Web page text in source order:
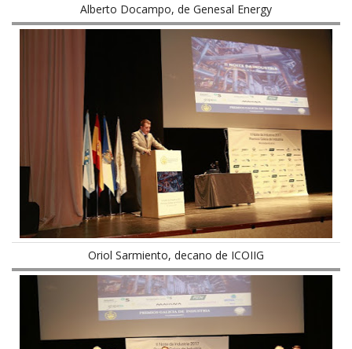
Alberto Docampo, de Genesal Energy
Oriol Sarmiento, decano de ICOIIG